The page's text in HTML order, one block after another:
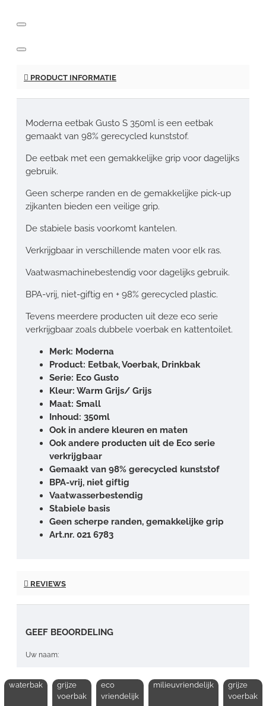
PRODUCT INFORMATIE
Moderna eetbak Gusto S 350ml is een eetbak
gemaakt van 98% gerecycled kunststof.
De eetbak met een gemakkelijke grip voor dagelijks
gebruik.
Geen scherpe randen en de gemakkelijke pick-up
zijkanten bieden een veilige grip.
De stabiele basis voorkomt kantelen.
Verkrijgbaar in verschillende maten voor elk ras.
Vaatwasmachinebestendig voor dagelijks gebruik.
BPA-vrij, niet-giftig en + 98% gerecycled plastic.
Tevens meerdere producten uit deze eco serie
verkrijgbaar zoals dubbele voerbak en kattentoilet.
Merk: Moderna
Product: Eetbak, Voerbak, Drinkbak
Serie: Eco Gusto
Kleur: Warm Grijs/ Grijs
Maat: Small
Inhoud: 350ml
Ook in andere kleuren en maten
Ook andere producten uit de Eco serie
verkrijgbaar
Gemaakt van 98% gerecycled kunststof
BPA-vrij, niet giftig
Vaatwasserbestendig
Stabiele basis
Geen scherpe randen, gemakkelijke grip
Art.nr. 021 6783
REVIEWS
GEEF BEOORDELING
Uw naam:
Opmerking:
waterbak
grijze
voerbak
eco
vriendelijk
milieuvriendelijk
grijze
voerbak